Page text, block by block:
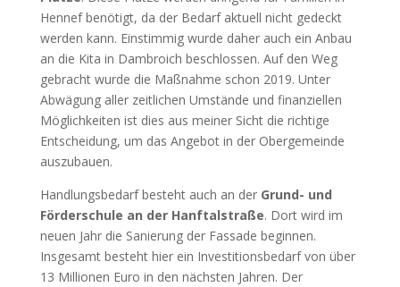
Hennef benötigt, da der Bedarf aktuell nicht gedeckt
werden kann. Einstimmig wurde daher auch ein Anbau
an die Kita in Dambroich beschlossen. Auf den Weg
gebracht wurde die Maßnahme schon 2019. Unter
Abwägung aller zeitlichen Umstände und finanziellen
Möglichkeiten ist dies aus meiner Sicht die richtige
Entscheidung, um das Angebot in der Obergemeinde
auszubauen.
Handlungsbedarf besteht auch an der Grund- und
Förderschule an der Hanftalstraße. Dort wird im
neuen Jahr die Sanierung der Fassade beginnen.
Insgesamt besteht hier ein Investitionsbedarf von über
13 Millionen Euro in den nächsten Jahren. Der